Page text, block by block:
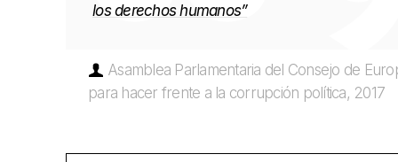
los derechos humanos”
Asamblea Parlamentaria del Consejo de
para hacer frente a la corrupción política, 2017